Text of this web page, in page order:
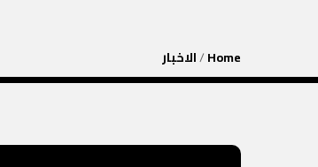
Home
/الاخبار